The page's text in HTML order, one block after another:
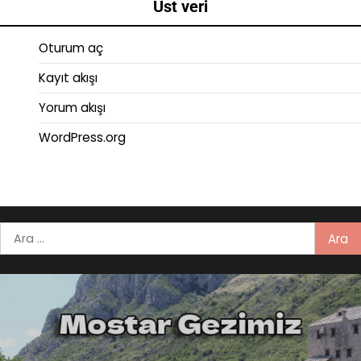
Üst veri
Oturum aç
Kayıt akışı
Yorum akışı
WordPress.org
Arama: